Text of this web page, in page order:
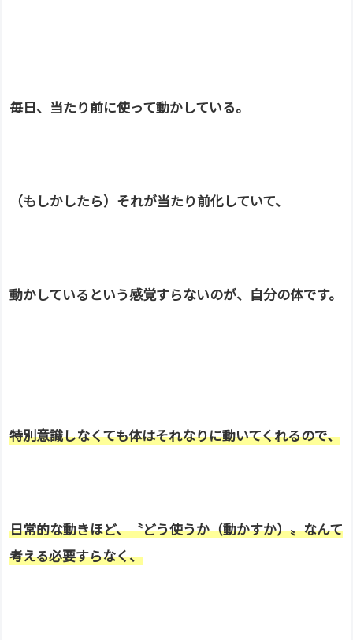
毎日、当たり前に使って動かしている。
（もしかしたら）それが当たり前化していて、
動かしているという感覚すらないのが、 自分の体です。
特別意識しなくても体はそれなりに動いてくれるので、
日常的な動きほど、〝どう使うか（動かすか）〟なんて
考える必要すらなく、